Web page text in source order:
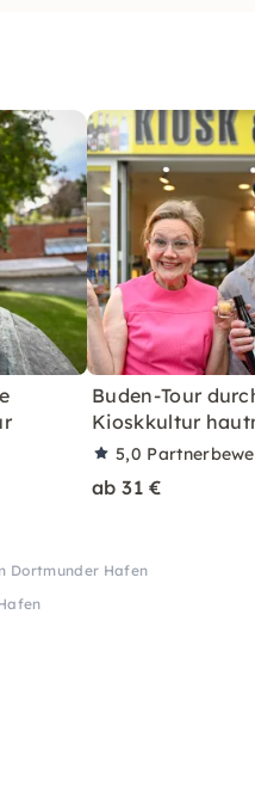
Buden-Tour
Kioskkultur
5,0
ab 31 €
Dortmunder Hafen